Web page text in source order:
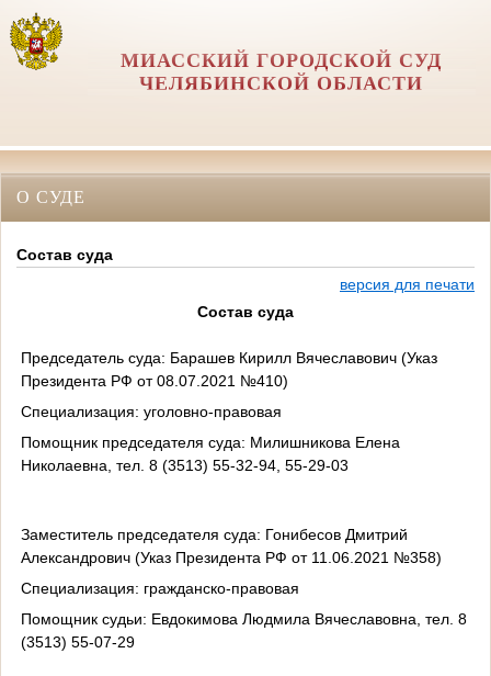
МИАССКИЙ ГОРОДСКОЙ СУД
ЧЕЛЯБИНСКОЙ ОБЛАСТИ
О СУДЕ
Состав суда
версия для печати
Состав суда
Председатель суда: Барашев Кирилл Вячеславович (Указ
Президента РФ от 08.07.2021 №410)
Специализация: уголовно-правовая
Помощник председателя суда: Милишникова Елена
Николаевна, тел. 8 (3513) 55-32-94, 55-29-03
Заместитель председателя суда: Гонибесов Дмитрий
Александрович (Указ Президента РФ от 11.06.2021 №358)
Специализация: гражданско-правовая
Помощник судьи: Евдокимова Людмила Вячеславовна, тел. 8
(3513) 55-07-29